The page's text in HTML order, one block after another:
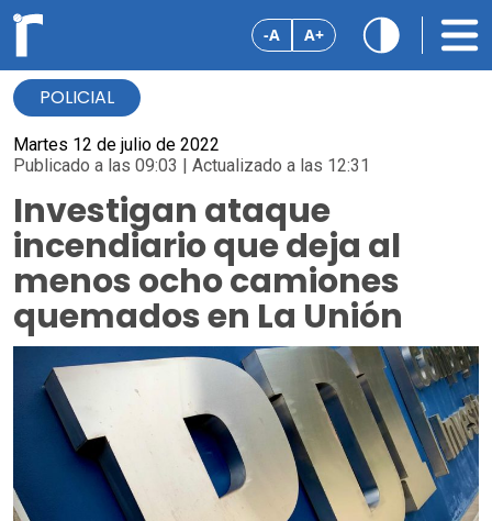
-A A+
POLICIAL
Martes 12 de julio de 2022
Publicado a las 09:03 | Actualizado a las 12:31
Investigan ataque
incendiario que deja al
menos ocho camiones
quemados en La Unión